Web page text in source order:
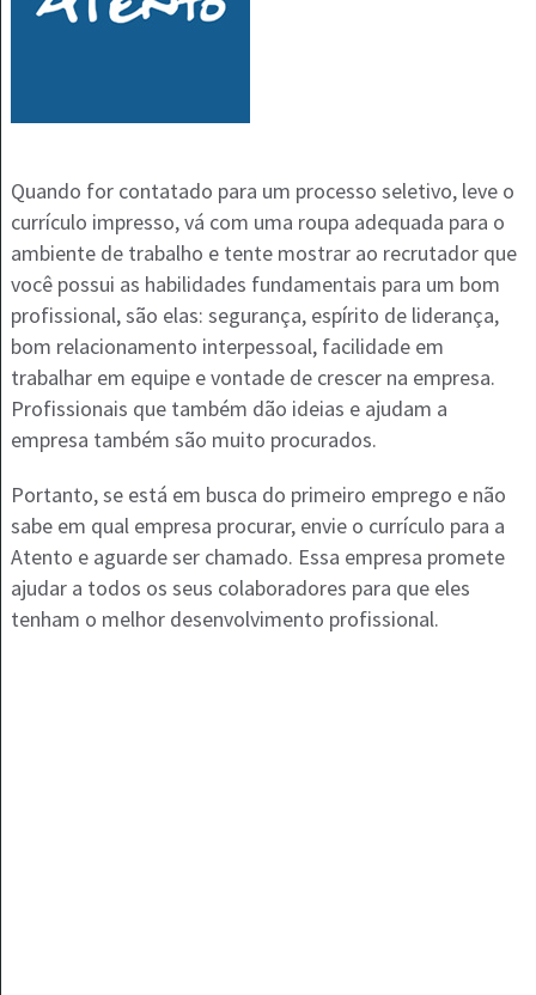
Quando for contatado para um processo seletivo, leve o
currículo impresso, vá com uma roupa adequada para o
ambiente de trabalho e tente mostrar ao recrutador que
você possui as habilidades fundamentais para um bom
profissional, são elas: segurança, espírito de liderança,
bom relacionamento interpessoal, facilidade em
trabalhar em equipe e vontade de crescer na empresa.
Profissionais que também dão ideias e ajudam a
empresa também são muito procurados.
Portanto, se está em busca do primeiro emprego e não
sabe em qual empresa procurar, envie o currículo para a
Atento e aguarde ser chamado. Essa empresa promete
ajudar a todos os seus colaboradores para que eles
tenham o melhor desenvolvimento profissional.